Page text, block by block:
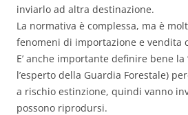
inviarlo ad altra destinazione.
La normativa è complessa, ma è
fenomeni di importazione e vendita
E’ anche importante definire bene la
l’esperto della Guardia Forestale)
a rischio estinzione, quindi vanno
possono riprodursi.